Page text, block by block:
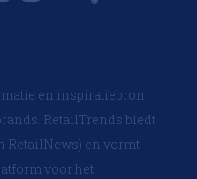
en inspiratiebron
RetailTrends biedt
RetailNews) en vormt
voor het